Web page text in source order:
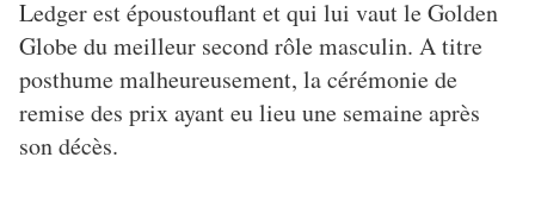
Ledger est époustouflant et qui lui vaut le Golden
Globe du meilleur second rôle masculin. A titre
posthume malheureusement, la cérémonie de
remise des prix ayant eu lieu une semaine après
son décès.